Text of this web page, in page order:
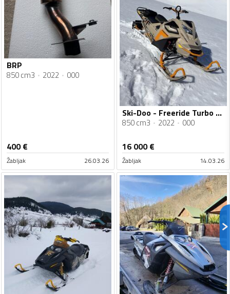
BRP
850 cm3 2022 000
400€
Žabljak 26.03.26
Ski-Doo - Freeride Turbo 165
850 cm3 2022 000
16 000€
Žabljak 14.03.26